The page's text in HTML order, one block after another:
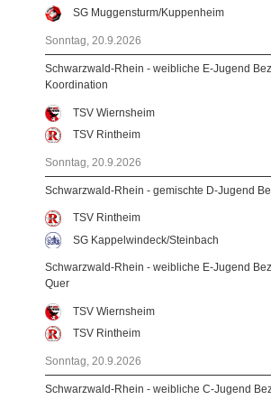
SG Muggensturm/Kuppenheim
Sonntag, 20.9.2026
Schwarzwald-Rhein - weibliche E-Jugend
Koordination
TSV Wiernsheim
TSV Rintheim
Sonntag, 20.9.2026
Schwarzwald-Rhein - gemischte D-Jugend
TSV Rintheim
SG Kappelwindeck/Steinbach
Schwarzwald-Rhein - weibliche E-Jugend
Quer
TSV Wiernsheim
TSV Rintheim
Sonntag, 20.9.2026
Schwarzwald-Rhein - weibliche C-Jugend